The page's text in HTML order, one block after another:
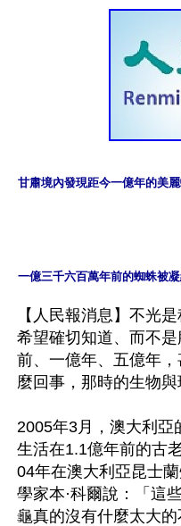
甘肅境內發現距今一億年的美麗
一億三千六百萬年前的蜘蛛被凝
【人民報消息】不光
希望確切知道、而不
前、一億年、五億年
麼回事，那時的生物與
2005年3月，澳大利亞
生活在1.1億年前的古
04年在澳大利亞昆士
學家本·科爾說：「這
龜真的沒有什麼太大